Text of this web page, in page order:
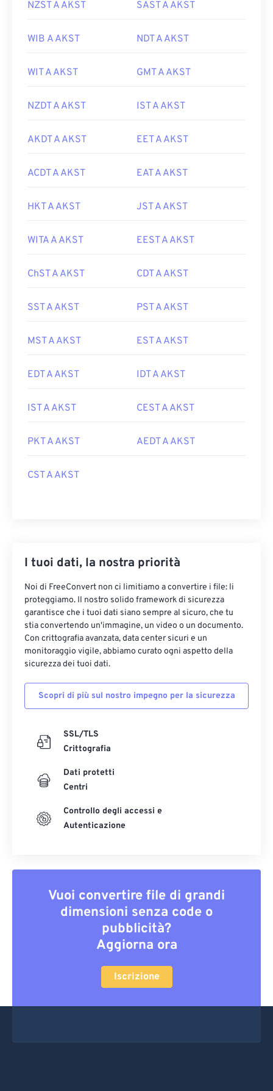
NZST A AKST SAST A AKST
WIB A AKST NDT A AKST
WIT A AKST GMT A AKST
NZDT A AKST IST A AKST
AKDT A AKST EET A AKST
ACDT A AKST EAT A AKST
HKT A AKST JST A AKST
WITA A AKST EEST A AKST
ChST A AKST CDT A AKST
SST A AKST PST A AKST
MST A AKST EST A AKST
EDT A AKST IDT A AKST
IST A AKST CEST A AKST
PKT A AKST AEDT A AKST
CST A AKST
I tuoi dati, la nostra priorità
Noi di FreeConvert non ci limitiamo a convertire i file: li
proteggiamo. Il nostro solido framework di sicurezza
garantisce che i tuoi dati siano sempre al sicuro, che tu
stia convertendo un'immagine, un video o un documento.
Con crittografia avanzata, data center sicuri e un
monitoraggio vigile, abbiamo curato ogni aspetto della
sicurezza dei tuoi dati.
Scopri di più sul nostro impegno per la sicurezza
SSL/TLS
Crittografia
Dati protetti
Centri
Controllo degli accessi e
Autenticazione
Vuoi convertire file di grandi
dimensioni senza code o
pubblicità?
Aggiorna ora
Iscrizione